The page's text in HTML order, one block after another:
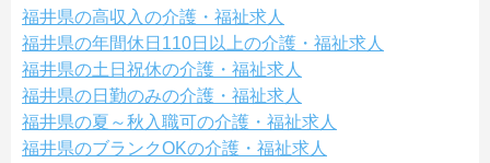
福井県の高収入の介護・福祉求人
福井県の年間休日110日以上の介護・福祉求人
福井県の土日祝休の介護・福祉求人
福井県の日勤のみの介護・福祉求人
福井県の夏～秋入職可の介護・福祉求人
福井県のブランクOKの介護・福祉求人